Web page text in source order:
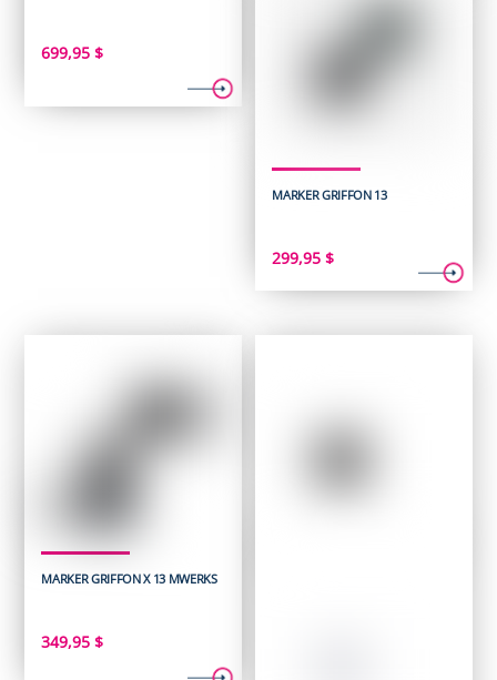
699,95$
MARKER GRIFFON 13
299,95$
MARKER GRIFFON X 13 MWERKS
349,95$